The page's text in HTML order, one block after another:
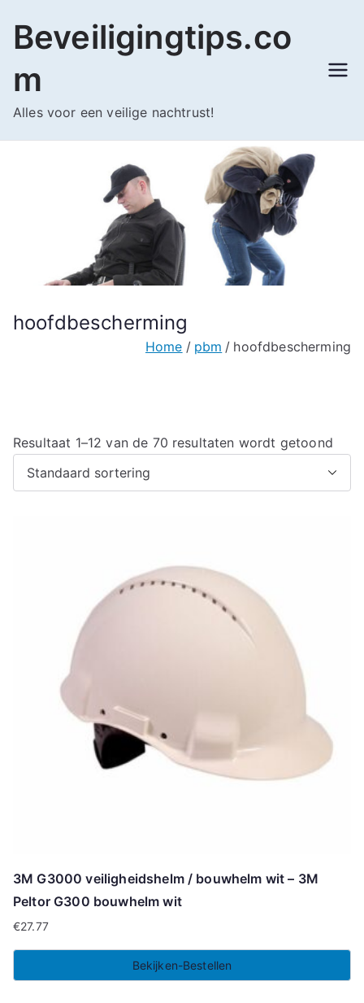
naar
inhoud
Beveiligingtips.co
m
Alles voor een veilige nachtrust!
hoofdbescherming
Home pbm hoofdbescherming
Resultaat 1–12 van de 70 resultaten wordt getoond
3M G3000 veiligheidshelm / bouwhelm wit – 3M
Peltor G300 bouwhelm wit
€27.77
Bekijken-Bestellen